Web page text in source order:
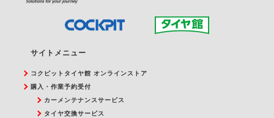
サイトメニュー
コクピットタイヤ館 オンラインストア
購入・作業予約受付
カーメンテナンスサービス
タイヤ交換サービス